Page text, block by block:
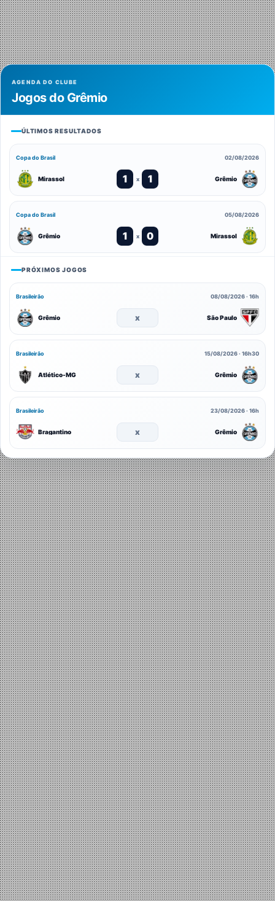
AGENDA DO CLUBE
Jogos do Grêmio
ÚLTIMOS RESULTADOS
Copa do Brasil 02/08/2026
Mirassol 1 x 1 Grêmio
Copa do Brasil 05/08/2026
Grêmio 1 x 0 Mirassol
PRÓXIMOS JOGOS
Brasileirão 08/08/2026 · 16h
Grêmio x São Paulo
Brasileirão 15/08/2026 · 16h30
Atlético-MG x Grêmio
Brasileirão 23/08/2026 · 16h
Bragantino x Grêmio